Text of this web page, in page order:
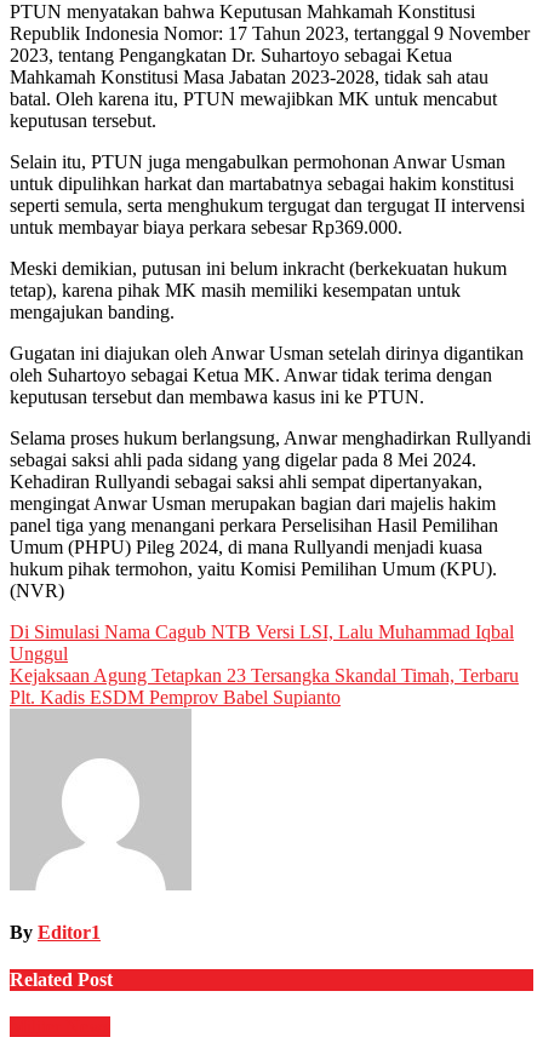
PTUN menyatakan bahwa Keputusan Mahkamah Konstitusi
Republik Indonesia Nomor: 17 Tahun 2023, tertanggal 9 November
2023, tentang Pengangkatan Dr. Suhartoyo sebagai Ketua
Mahkamah Konstitusi Masa Jabatan 2023-2028, tidak sah atau
batal. Oleh karena itu, PTUN mewajibkan MK untuk mencabut
keputusan tersebut.
Selain itu, PTUN juga mengabulkan permohonan Anwar Usman
untuk dipulihkan harkat dan martabatnya sebagai hakim konstitusi
seperti semula, serta menghukum tergugat dan tergugat II intervensi
untuk membayar biaya perkara sebesar Rp369.000.
Meski demikian, putusan ini belum inkracht (berkekuatan hukum
tetap), karena pihak MK masih memiliki kesempatan untuk
mengajukan banding.
Gugatan ini diajukan oleh Anwar Usman setelah dirinya digantikan
oleh Suhartoyo sebagai Ketua MK. Anwar tidak terima dengan
keputusan tersebut dan membawa kasus ini ke PTUN.
Selama proses hukum berlangsung, Anwar menghadirkan Rullyandi
sebagai saksi ahli pada sidang yang digelar pada 8 Mei 2024.
Kehadiran Rullyandi sebagai saksi ahli sempat dipertanyakan,
mengingat Anwar Usman merupakan bagian dari majelis hakim
panel tiga yang menangani perkara Perselisihan Hasil Pemilihan
Umum (PHPU) Pileg 2024, di mana Rullyandi menjadi kuasa
hukum pihak termohon, yaitu Komisi Pemilihan Umum (KPU).
(NVR)
Post
navigation
Di Simulasi Nama Cagub NTB Versi LSI, Lalu Muhammad Iqbal
Unggul
Kejaksaan Agung Tetapkan 23 Tersangka Skandal Timah, Terbaru
Plt. Kadis ESDM Pemprov Babel Supianto
By Editor1
Related Post